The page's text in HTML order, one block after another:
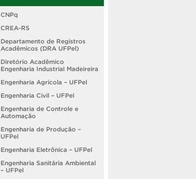
CNPq
CREA-RS
Departamento de Registros
Acadêmicos (DRA UFPel)
Diretório Acadêmico
Engenharia Industrial Madeireira
Engenharia Agrícola – UFPel
Engenharia Civil – UFPel
Engenharia de Controle e
Automação
Engenharia de Produção –
UFPel
Engenharia Eletrônica – UFPel
Engenharia Sanitária Ambiental
– UFPel